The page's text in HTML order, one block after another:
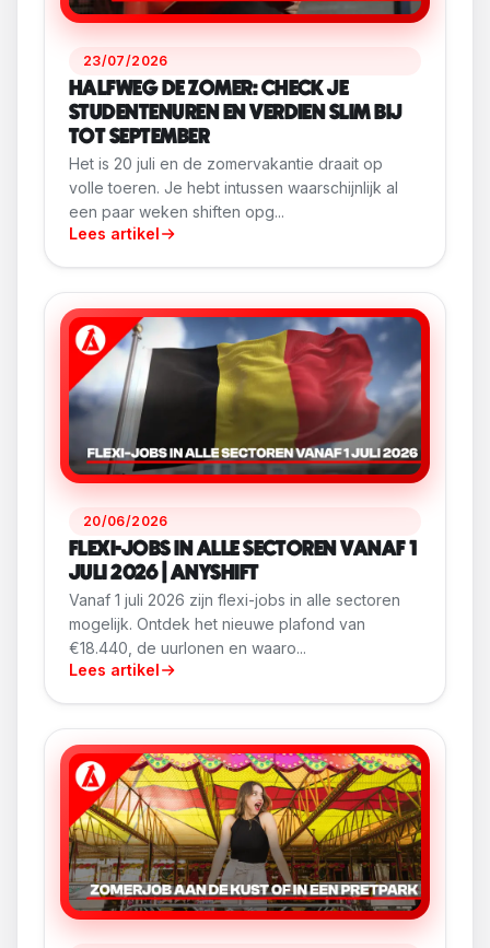
23/07/2026
HALFWEG DE ZOMER: CHECK JE
STUDENTENUREN EN VERDIEN SLIM BIJ
TOT SEPTEMBER
Het is 20 juli en de zomervakantie draait op
volle toeren. Je hebt intussen waarschijnlijk al
een paar weken shiften opg...
Lees artikel
20/06/2026
FLEXI-JOBS IN ALLE SECTOREN VANAF 1
JULI 2026 | ANYSHIFT
Vanaf 1 juli 2026 zijn flexi-jobs in alle sectoren
mogelijk. Ontdek het nieuwe plafond van
€18.440, de uurlonen en waaro...
Lees artikel